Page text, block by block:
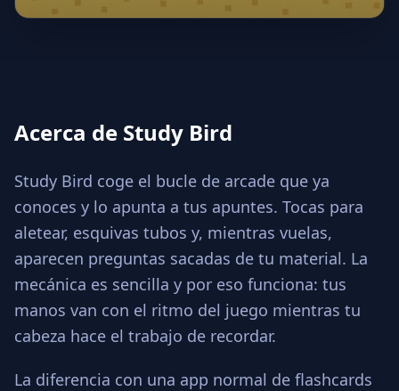
Acerca de Study Bird
Study Bird coge el bucle de arcade que ya
conoces y lo apunta a tus apuntes. Tocas para
aletear, esquivas tubos y, mientras vuelas,
aparecen preguntas sacadas de tu material. La
mecánica es sencilla y por eso funciona: tus
manos van con el ritmo del juego mientras tu
cabeza hace el trabajo de recordar.
La diferencia con una app normal de flashcards